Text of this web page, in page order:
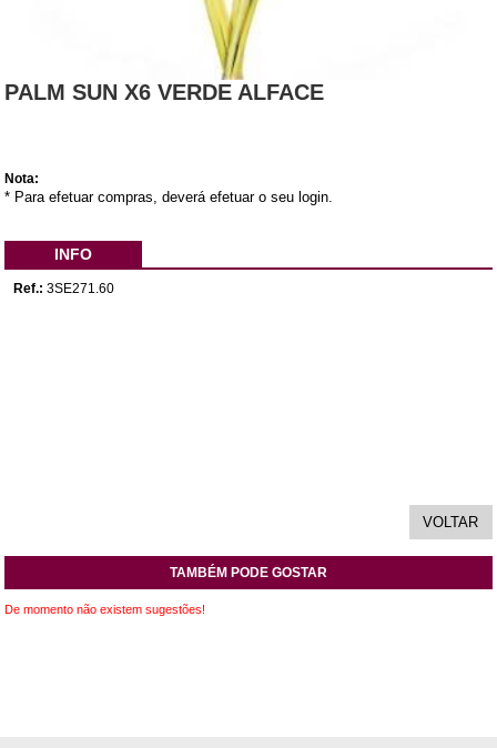
PALM SUN X6 VERDE ALFACE
Nota:
* Para efetuar compras, deverá efetuar o seu login.
INFO
Ref.: 3SE271.60
TAMBÉM PODE GOSTAR
De momento não existem sugestões!